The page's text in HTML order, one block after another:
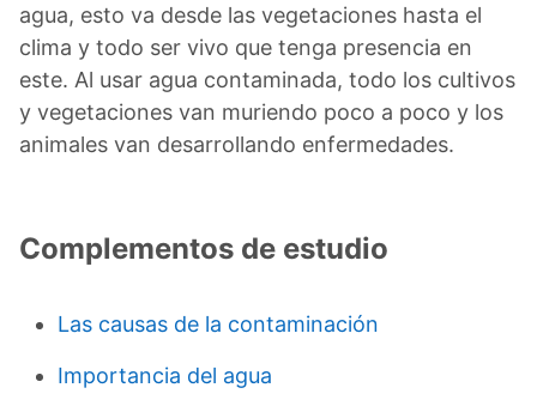
agua, esto va desde las vegetaciones hasta el
clima y todo ser vivo que tenga presencia en
este. Al usar agua contaminada, todo los cultivos
y vegetaciones van muriendo poco a poco y los
animales van desarrollando enfermedades.
Complementos de estudio
Las causas de la contaminación
Importancia del agua